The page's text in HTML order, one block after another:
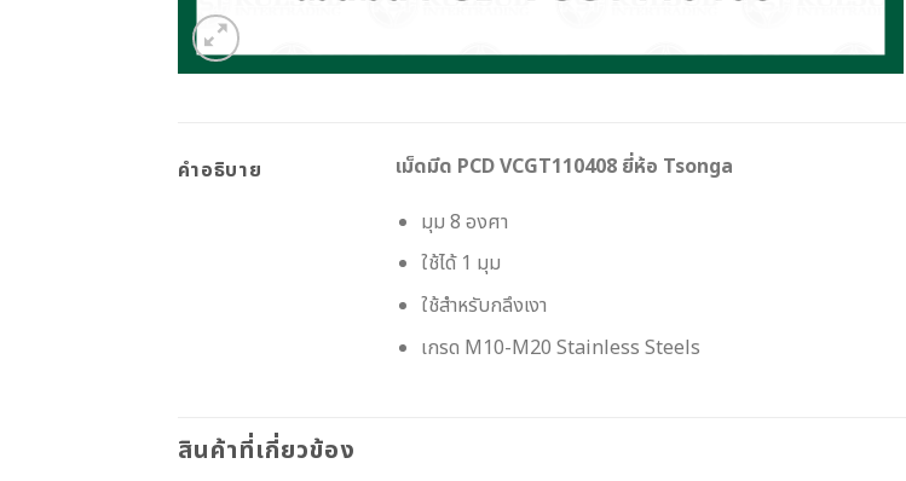
คำอธิบาย
เม็ดมีด PCD VCGT110408 ยี่ห้อ Tsonga
มุม 8 องศา
ใช้ได้ 1 มุม
ใช้สำหรับกลึงเงา
เกรด M10-M20 Stainless Steels
สินค้าที่เกี่ยวข้อง